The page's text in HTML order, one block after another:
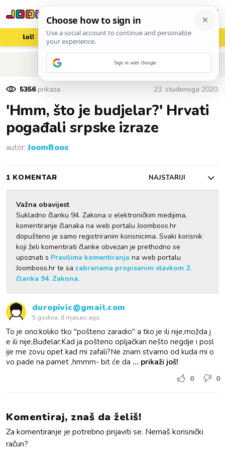
lol! aww vrh! woot?!
POVRATAK NA ČLANAK
5356prikaza 23. studenoga 2020.
'Hmm, što je budjelar?' Hrvati
pogađali srpske izraze
autor:JoomBoos
1 KOMENTAR NAJSTARIJI
Važna obavijest
Sukladno članku 94. Zakona o elektroničkim medijima,
komentiranje članaka na web portalu Joomboos.hr
dopušteno je samo registriranim korisnicima. Svaki korisnik
koji želi komentirati članke obvezan je prethodno se
upoznati s Pravilima komentiranja na web portalu
Joomboos.hr te sa zabranama propisanim stavkom 2.
članka 94. Zakona.
duropivic@gmail.com
5 godina, 8 mjeseci ago
To je ono:koliko tko "pošteno zaradio" a tko je ili nije,možda j
e ili nije,Buđelar:Kad ja pošteno opljačkan nešto negdje i posl
ije me zovu opet kad mi zafali?Ne znam stvarno od kuda mi o
vo pade na pamet ,hmmm- bit će da ... prikaži još!
0 0
Komentiraj, znaš da želiš!
Za komentiranje je potrebno prijaviti se. Nemaš korisnički
račun?
Sign in with Google